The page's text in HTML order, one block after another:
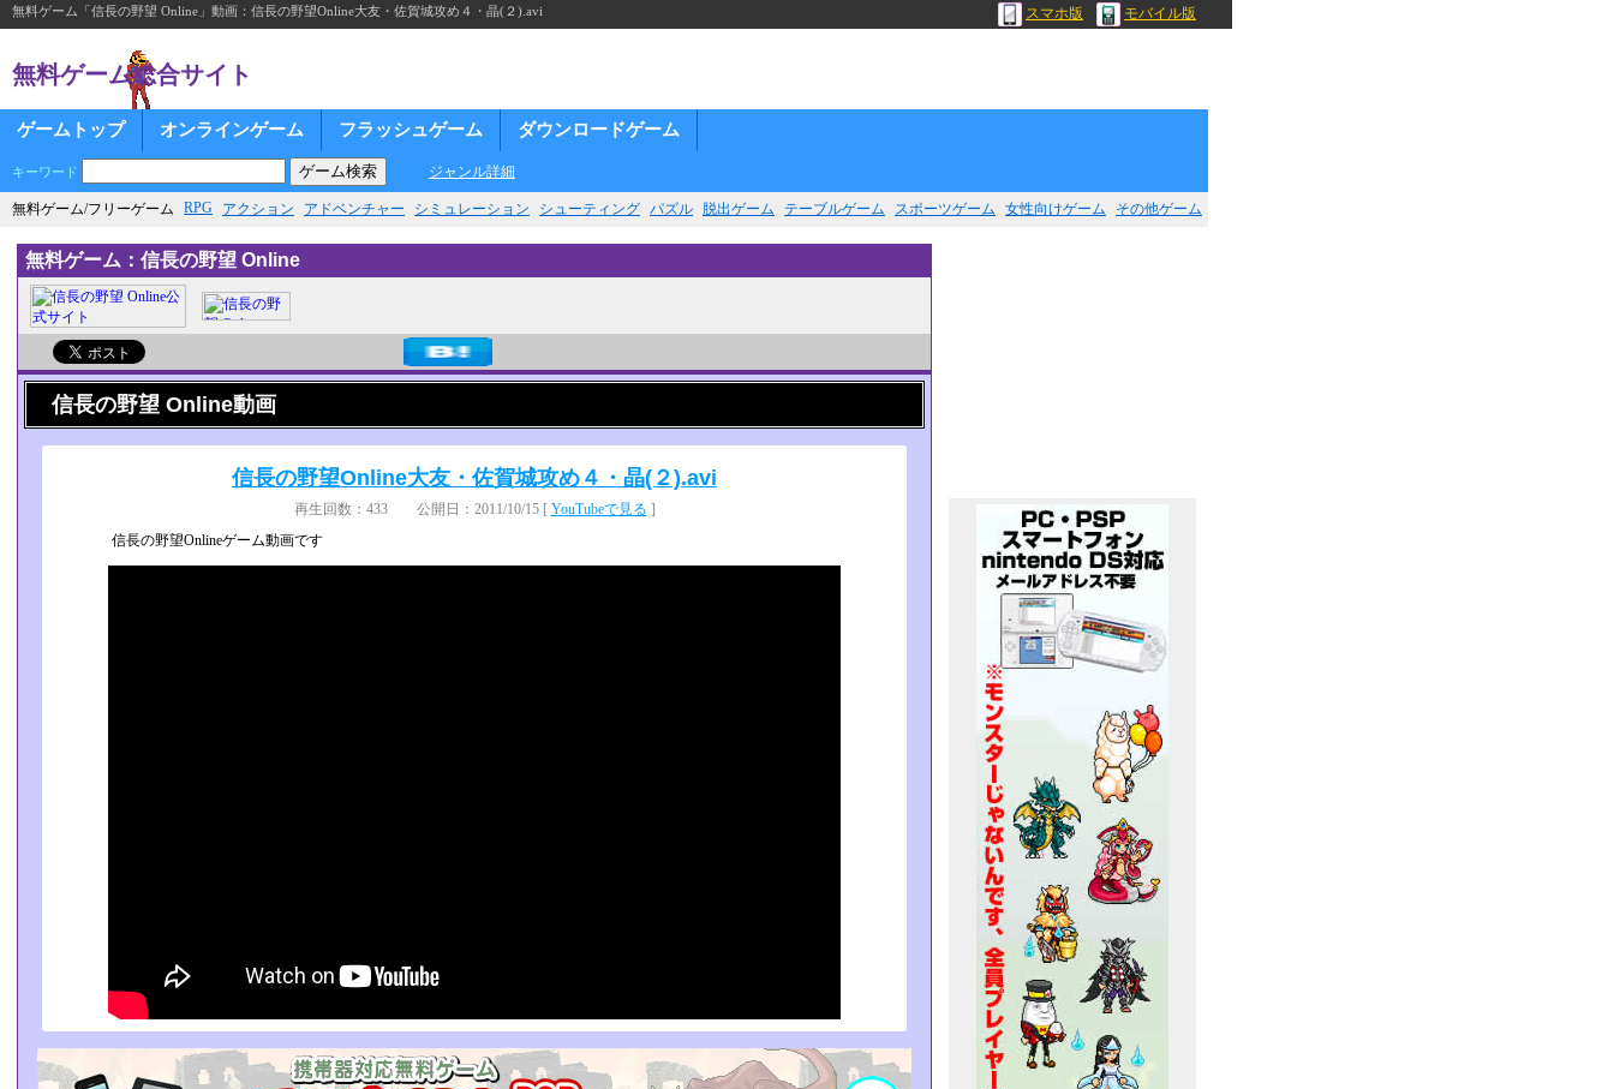
無料ゲーム「信長の野望 Online」動画：信長の野望Online大友・佐賀城攻め４・晶(２).avi スマホ版 モバイル版
無料ゲーム総合サイト
ゲームトップ オンラインゲーム フラッシュゲーム ダウンロードゲーム
キーワード ジャンル詳細
無料ゲーム/フリーゲーム RPG アクション アドベンチャー シミュレーション シューティング パズル 脱出ゲーム テーブルゲーム スポーツゲーム 女性向けゲーム その他ゲーム
無料ゲーム：信長の野望 Online
信長の野望 Online動画
信長の野望Online大友・佐賀城攻め４・晶(２).avi
再生回数：433 公開日：2011/10/15 [ YouTubeで見る ]
信長の野望Onlineゲーム動画です